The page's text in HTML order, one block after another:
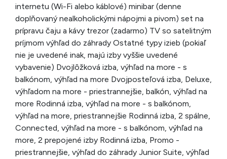
internetu (Wi-Fi alebo káblové) minibar (denne
doplňovaný nealkoholickými nápojmi a pivom) set na
prípravu čaju a kávy trezor (zadarmo) TV so satelitným
príjmom výhľad do záhrady Ostatné typy izieb (pokiaľ
nie je uvedené inak, majú izby vyššie uvedené
vybavenie) Dvojlôžková izba, výhľad na more - s
balkónom, výhľad na more Dvojposteľová izba, Deluxe,
výhľadom na more - priestrannejšie, balkón, výhľad na
more Rodinná izba, výhľad na more - s balkónom,
výhľad na more, priestrannejšie Rodinná izba, 2 spálne,
Connected, výhľad na more - s balkónom, výhľad na
more, 2 prepojené izby Rodinná izba, Promo -
priestrannejšie, výhľad do záhrady Junior Suite, výhľad